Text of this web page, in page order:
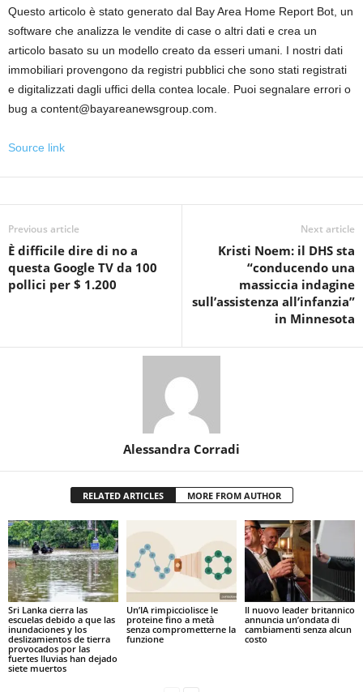
Questo articolo è stato generato dal Bay Area Home Report Bot, un
software che analizza le vendite di case o altri dati e crea un
articolo basato su un modello creato da esseri umani. I nostri dati
immobiliari provengono da registri pubblici che sono stati registrati
e digitalizzati dagli uffici della contea locale. Puoi segnalare errori o
bug a content@bayareanewsgroup.com.
Source link
Previous article
È difficile dire di no a
questa Google TV da 100
pollici per $ 1.200
Next article
Kristi Noem: il DHS sta
“conducendo una
massiccia indagine
sull’assistenza all’infanzia”
in Minnesota
Alessandra Corradi
RELATED ARTICLES MORE FROM AUTHOR
Sri Lanka cierra las
escuelas debido a que las
inundaciones y los
deslizamientos de tierra
provocados por las
fuertes lluvias han dejado
siete muertos
Un’IA rimpicciolisce le
proteine fino a metà
senza comprometterne la
funzione
Il nuovo leader britannico
annuncia un’ondata di
cambiamenti senza alcun
costo